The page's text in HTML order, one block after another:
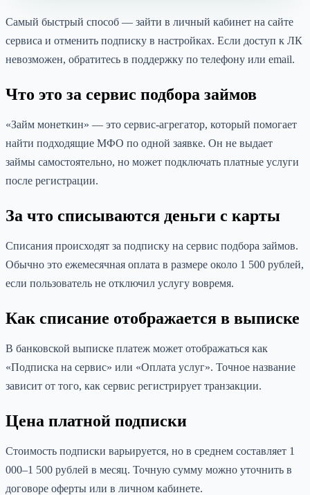
Самый быстрый способ — зайти в личный кабинет на сайте
сервиса и отменить подписку в настройках. Если доступ к ЛК
невозможен, обратитесь в поддержку по телефону или email.
Что это за сервис подбора займов
«Займ монеткин» — это сервис-агрегатор, который помогает
найти подходящие МФО по одной заявке. Он не выдает
займы самостоятельно, но может подключать платные услуги
после регистрации.
За что списываются деньги с карты
Списания происходят за подписку на сервис подбора займов.
Обычно это ежемесячная оплата в размере около 1 500 рублей,
если пользователь не отключил услугу вовремя.
Как списание отображается в выписке
В банковской выписке платеж может отображаться как
«Подписка на сервис» или «Оплата услуг». Точное название
зависит от того, как сервис регистрирует транзакции.
Цена платной подписки
Стоимость подписки варьируется, но в среднем составляет 1
000–1 500 рублей в месяц. Точную сумму можно уточнить в
договоре оферты или в личном кабинете.